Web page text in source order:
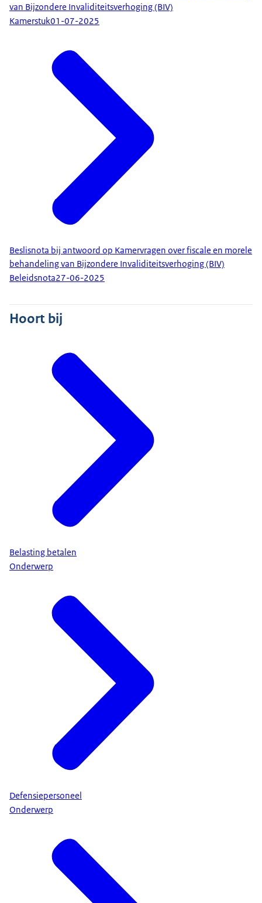
van Bijzondere Invaliditeitsverhoging (BIV)
Kamerstuk01-07-2025
Beslisnota bij antwoord op Kamervragen over fiscale en morele
behandeling van Bijzondere Invaliditeitsverhoging (BIV)
Beleidsnota27-06-2025
Hoort bij
Belasting betalen
Onderwerp
Defensiepersoneel
Onderwerp